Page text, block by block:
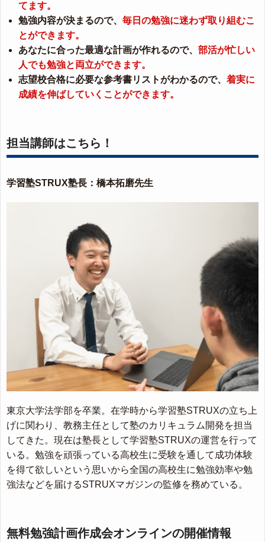
てます。
勉強内容が決まるので、 毎日の勉強に迷わず取り組むこ
とができます。
あなたに合った最適な計画が作れるので、 部活が忙しい
人でも勉強と両立ができます。
志望校合格に必要な参考書リストがわかるので、 着実に
成績を伸ばしていくことができます。
担当講師はこちら！
学習塾STRUX塾長：橋本拓磨先生
東京大学法学部を卒業。在学時から学習塾STRUXの立ち上
げに関わり、教務主任として塾のカリキュラム開発を担当
してきた。現在は塾長として学習塾STRUXの運営を行って
いる。勉強を頑張っている高校生に受験を通して成功体験
を得て欲しいという思いから全国の高校生に勉強効率や勉
強法などを届けるSTRUXマガジンの監修を務めている。
無料勉強計画作成会オンラインの開催情報